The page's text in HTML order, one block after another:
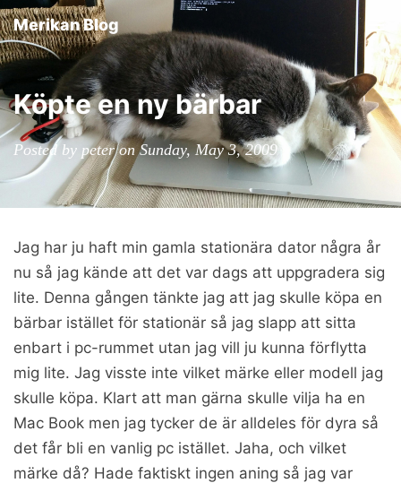
Merikan Blog
Köpte en ny bärbar
Posted by peter on Sunday, May 3, 2009
Jag har ju haft min gamla stationära dator några år
nu så jag kände att det var dags att uppgradera sig
lite. Denna gången tänkte jag att jag skulle köpa en
bärbar istället för stationär så jag slapp att sitta
enbart i pc-rummet utan jag vill ju kunna förflytta
mig lite. Jag visste inte vilket märke eller modell jag
skulle köpa. Klart att man gärna skulle vilja ha en
Mac Book men jag tycker de är alldeles för dyra så
det får bli en vanlig pc istället. Jaha, och vilket
märke då? Hade faktiskt ingen aning så jag var